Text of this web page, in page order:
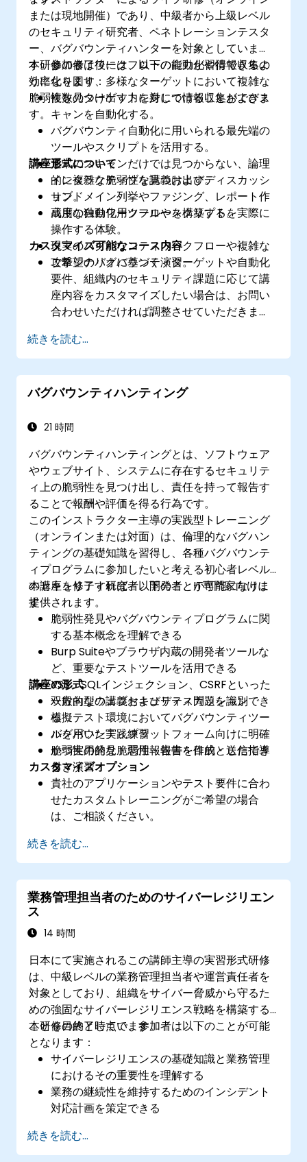
または現地開催）であり、中級者から上級レベル
のセキュリティ研究者、ペネトレーションテスタ
ー、バグバウンティハンターを対象としていま
す。参加者はワークフローの自動化や情報収集の
効率化を図り、多様なターゲットにおいて複雑な
脆弱性を見つけ出す力を身につけることができま
す。
本研修の修了後には、以下の能力が習得できるよ
うになります：
複数のターゲットに対して情報収集およびス
キャンを自動化する。
バグバウンティ自動化に用いられる最先端の
ツールやスクリプトを活用する。
通常のスキャンだけでは見つからない、論理
的に複雑な脆弱性を見つけ出す。
サブドメイン列挙やファジング、レポート作
成用の独自ワークフローを構築する。
講座形式について
インタラクティブな講義およびディスカッシ
ョン。
高度な自動化用ツールやスクリプトを実際に
操作する体験。
現実のバグバウンティワークフローや複雑な
攻撃シナリオに基づく演習。
カスタマイズ可能なコース内容
ご希望のバグバウンティターゲットや自動化
要件、組織内のセキュリティ課題に応じて講
座内容をカスタマイズしたい場合は、お問い
合わせいただければ調整させていただきま
続きを読む...
バグバウンティハンティング
21 時間
バグバウンティハンティングとは、ソフトウェア
やウェブサイト、システムに存在するセキュリテ
ィ上の脆弱性を見つけ出し、責任を持って報告す
ることで報酬や評価を得る行為です。
このインストラクター主導の実践型トレーニング
（オンラインまたは対面）は、倫理的なバグハン
ティングの基礎知識を習得し、各種バグバウンテ
ィプログラムに参加したいと考える初心者レベル
のセキュリティ研究者、開発者、IT専門家向けに
提供されます。
本講座を修了すれば、以下のことが可能になりま
す：
脆弱性発見やバグバウンティプログラムに関
する基本概念を理解できる
Burp Suiteやブラウザ内蔵の開発者ツールな
ど、重要なテストツールを活用できる
XSS、SQLインジェクション、CSRFといった
一般的なウェブセキュリティ問題を識別でき
る
バグバウンティプラットフォーム向けに明確
かつ実用的な脆弱性報告書を作成・送信でき
る
講座の形式
双方向型の講義およびディスカッション
模擬テスト環境においてバグバウンティツー
ルを用いた実践練習
脆弱性の発見・悪用・報告を目的とした指導
付き演習
カスタマイズオプション
貴社のアプリケーションやテスト要件に合わ
せたカスタムトレーニングがご希望の場合
は、ご相談ください。
続きを読む...
業務管理担当者のためのサイバーレジリエン
ス
14 時間
日本にて実施されるこの講師主導の実習形式研修
は、中級レベルの業務管理担当者や運営責任者を
対象としており、組織をサイバー脅威から守るた
めの強固なサイバーレジリエンス戦略を構築する
ことを目的としています。
本研修の終了時点で、参加者は以下のことが可能
となります：
サイバーレジリエンスの基礎知識と業務管理
におけるその重要性を理解する
業務の継続性を維持するためのインシデント
対応計画を策定できる
脆弱性を特定できる
リスク低減のためにセキュリティプロトコル
続きを読む...